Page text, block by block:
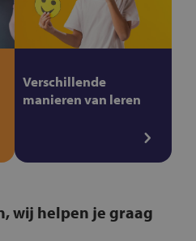
Verschillende
manieren van leren
wij helpen je graag